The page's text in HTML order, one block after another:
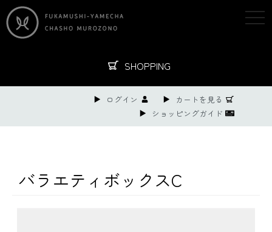
SHOPPING
ログイン
カートを見る
ショッピングガイド
バラエティボックスC